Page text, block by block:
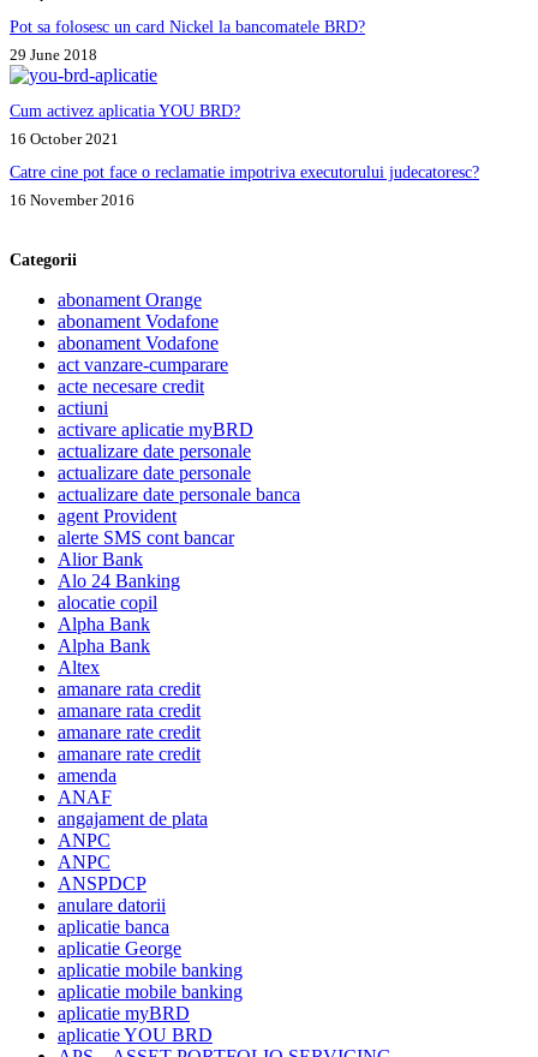
Pot sa folosesc un card Nickel la bancomatele BRD?
29 June 2018
Cum activez aplicatia YOU BRD?
16 October 2021
Catre cine pot face o reclamatie impotriva executorului judecatoresc?
16 November 2016
Categorii
abonament Orange
abonament Vodafone
abonament Vodafone
act vanzare-cumparare
acte necesare credit
actiuni
activare aplicatie myBRD
actualizare date personale
actualizare date personale
actualizare date personale banca
agent Provident
alerte SMS cont bancar
Alior Bank
Alo 24 Banking
alocatie copil
Alpha Bank
Alpha Bank
Altex
amanare rata credit
amanare rata credit
amanare rate credit
amanare rate credit
amenda
ANAF
angajament de plata
ANPC
ANPC
ANSPDCP
anulare datorii
aplicatie banca
aplicatie George
aplicatie mobile banking
aplicatie mobile banking
aplicatie myBRD
aplicatie YOU BRD